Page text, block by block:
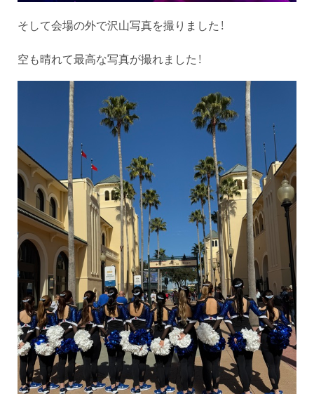
そして会場の外で沢山写真を撮りました！
空も晴れて最高な写真が撮れました！